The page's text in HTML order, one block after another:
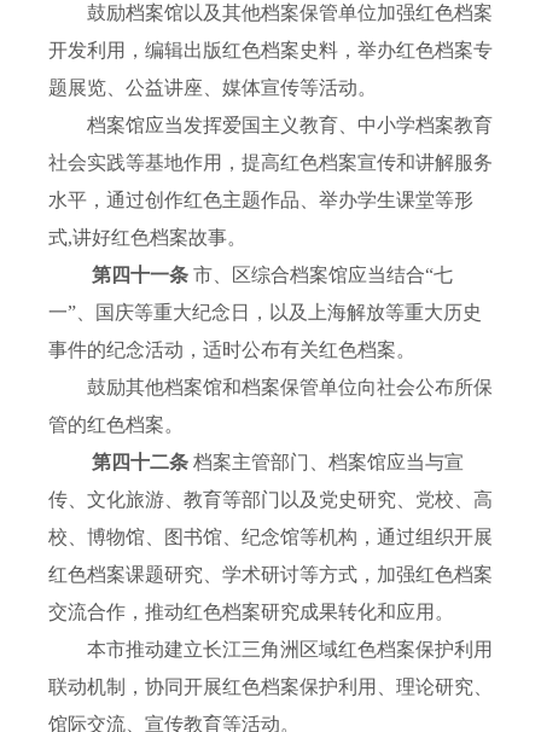
鼓励档案馆以及其他档案保管单位加强红色档案
开发利用，编辑出版红色档案史料，举办红色档案专
题展览、公益讲座、媒体宣传等活动。
档案馆应当发挥爱国主义教育、中小学档案教育
社会实践等基地作用，提高红色档案宣传和讲解服务
水平，通过创作红色主题作品、举办学生课堂等形
式,讲好红色档案故事。
第四十一条 市、区综合档案馆应当结合“七
一”、国庆等重大纪念日，以及上海解放等重大历史
事件的纪念活动，适时公布有关红色档案。
鼓励其他档案馆和档案保管单位向社会公布所保
管的红色档案。
第四十二条 档案主管部门、档案馆应当与宣
传、文化旅游、教育等部门以及党史研究、党校、高
校、博物馆、图书馆、纪念馆等机构，通过组织开展
红色档案课题研究、学术研讨等方式，加强红色档案
交流合作，推动红色档案研究成果转化和应用。
本市推动建立长江三角洲区域红色档案保护利用
联动机制，协同开展红色档案保护利用、理论研究、
馆际交流、宣传教育等活动。